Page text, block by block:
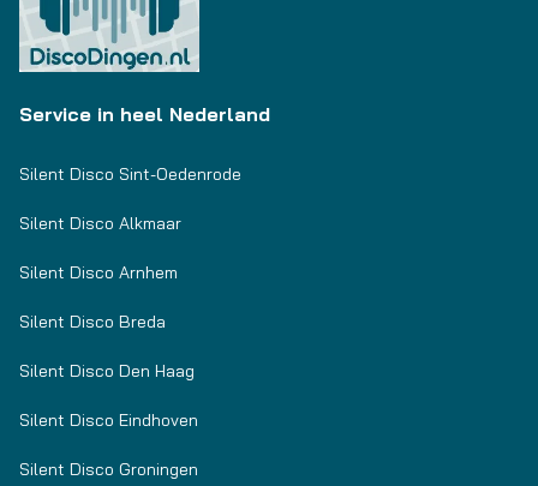
Service in heel Nederland
Silent Disco Sint-Oedenrode
Silent Disco Alkmaar
Silent Disco Arnhem
Silent Disco Breda
Silent Disco Den Haag
Silent Disco Eindhoven
Silent Disco Groningen